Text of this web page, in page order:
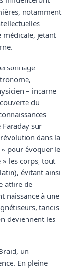
notamment
médicale, jetant
– incarne
du
sur
dans la
» pour évoquer le
» les corps, tout
évitant ainsi
attire de
naissance à une
tandis
deviennent les
un
En pleine